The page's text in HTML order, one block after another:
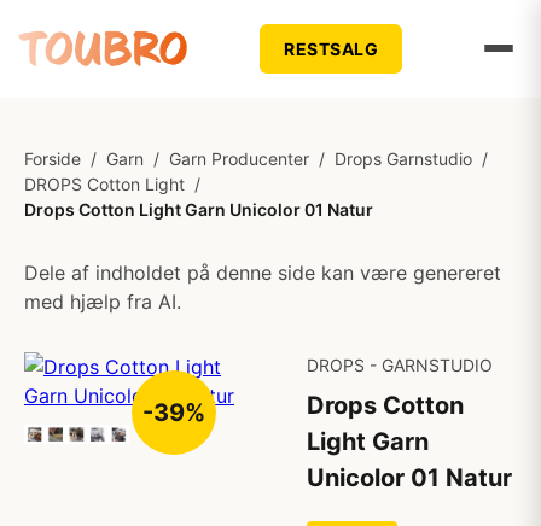
RESTSALG
Forside / Garn / Garn Producenter / Drops Garnstudio /
DROPS Cotton Light /
Drops Cotton Light Garn Unicolor 01 Natur
Dele af indholdet på denne side kan være genereret
med hjælp fra AI.
-39%
DROPS - GARNSTUDIO
Drops Cotton
Light Garn
Unicolor 01 Natur